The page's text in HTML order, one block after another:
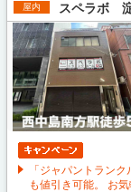
屋内 スペラボ
「ジャパントラン
も値引き可能。 お